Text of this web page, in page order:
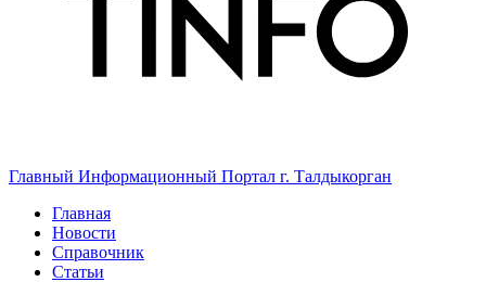
Главный Информационный Портал г. Талдыкорган
Главная
Новости
Справочник
Статьи